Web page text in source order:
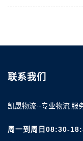
联系我们
凯晟物流--专业物流 服
周一到周日08:30-